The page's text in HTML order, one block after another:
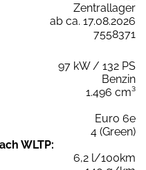
Zentrallager
ab ca. 17.08.2026
7558371
97 kW / 132 PS
Benzin
1.496 cm³
Euro 6e
4 (Green)
WLTP:
6,2 l/100km